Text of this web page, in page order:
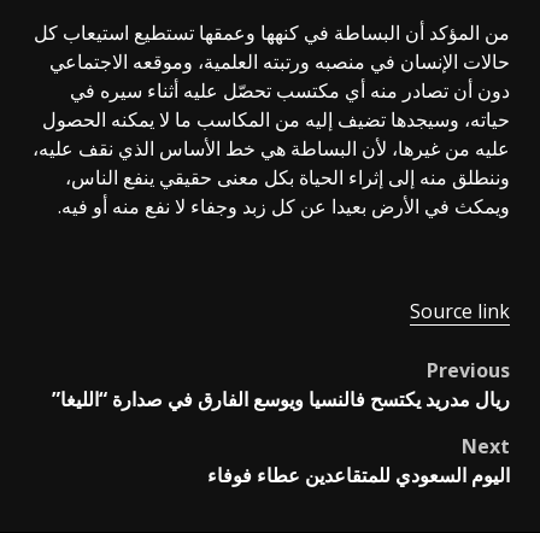
من المؤكد أن البساطة في كنهها وعمقها تستطيع استيعاب كل
حالات الإنسان في منصبه ورتبته العلمية، وموقعه الاجتماعي
دون أن تصادر منه أي مكتسب تحصّل عليه أثناء سيره في
حياته، وسيجدها تضيف إليه من المكاسب ما لا يمكنه الحصول
عليه من غيرها، لأن البساطة هي خط الأساس الذي نقف عليه،
وننطلق منه إلى إثراء الحياة بكل معنى حقيقي ينفع الناس،
ويمكث في الأرض بعيدا عن كل زبد وجفاء لا نفع منه أو فيه.
Source link
Post
navigation
Previous
ريال مدريد يكتسح فالنسيا ويوسع الفارق في صدارة “الليغا”
Next
اليوم السعودي للمتقاعدين عطاء فوفاء